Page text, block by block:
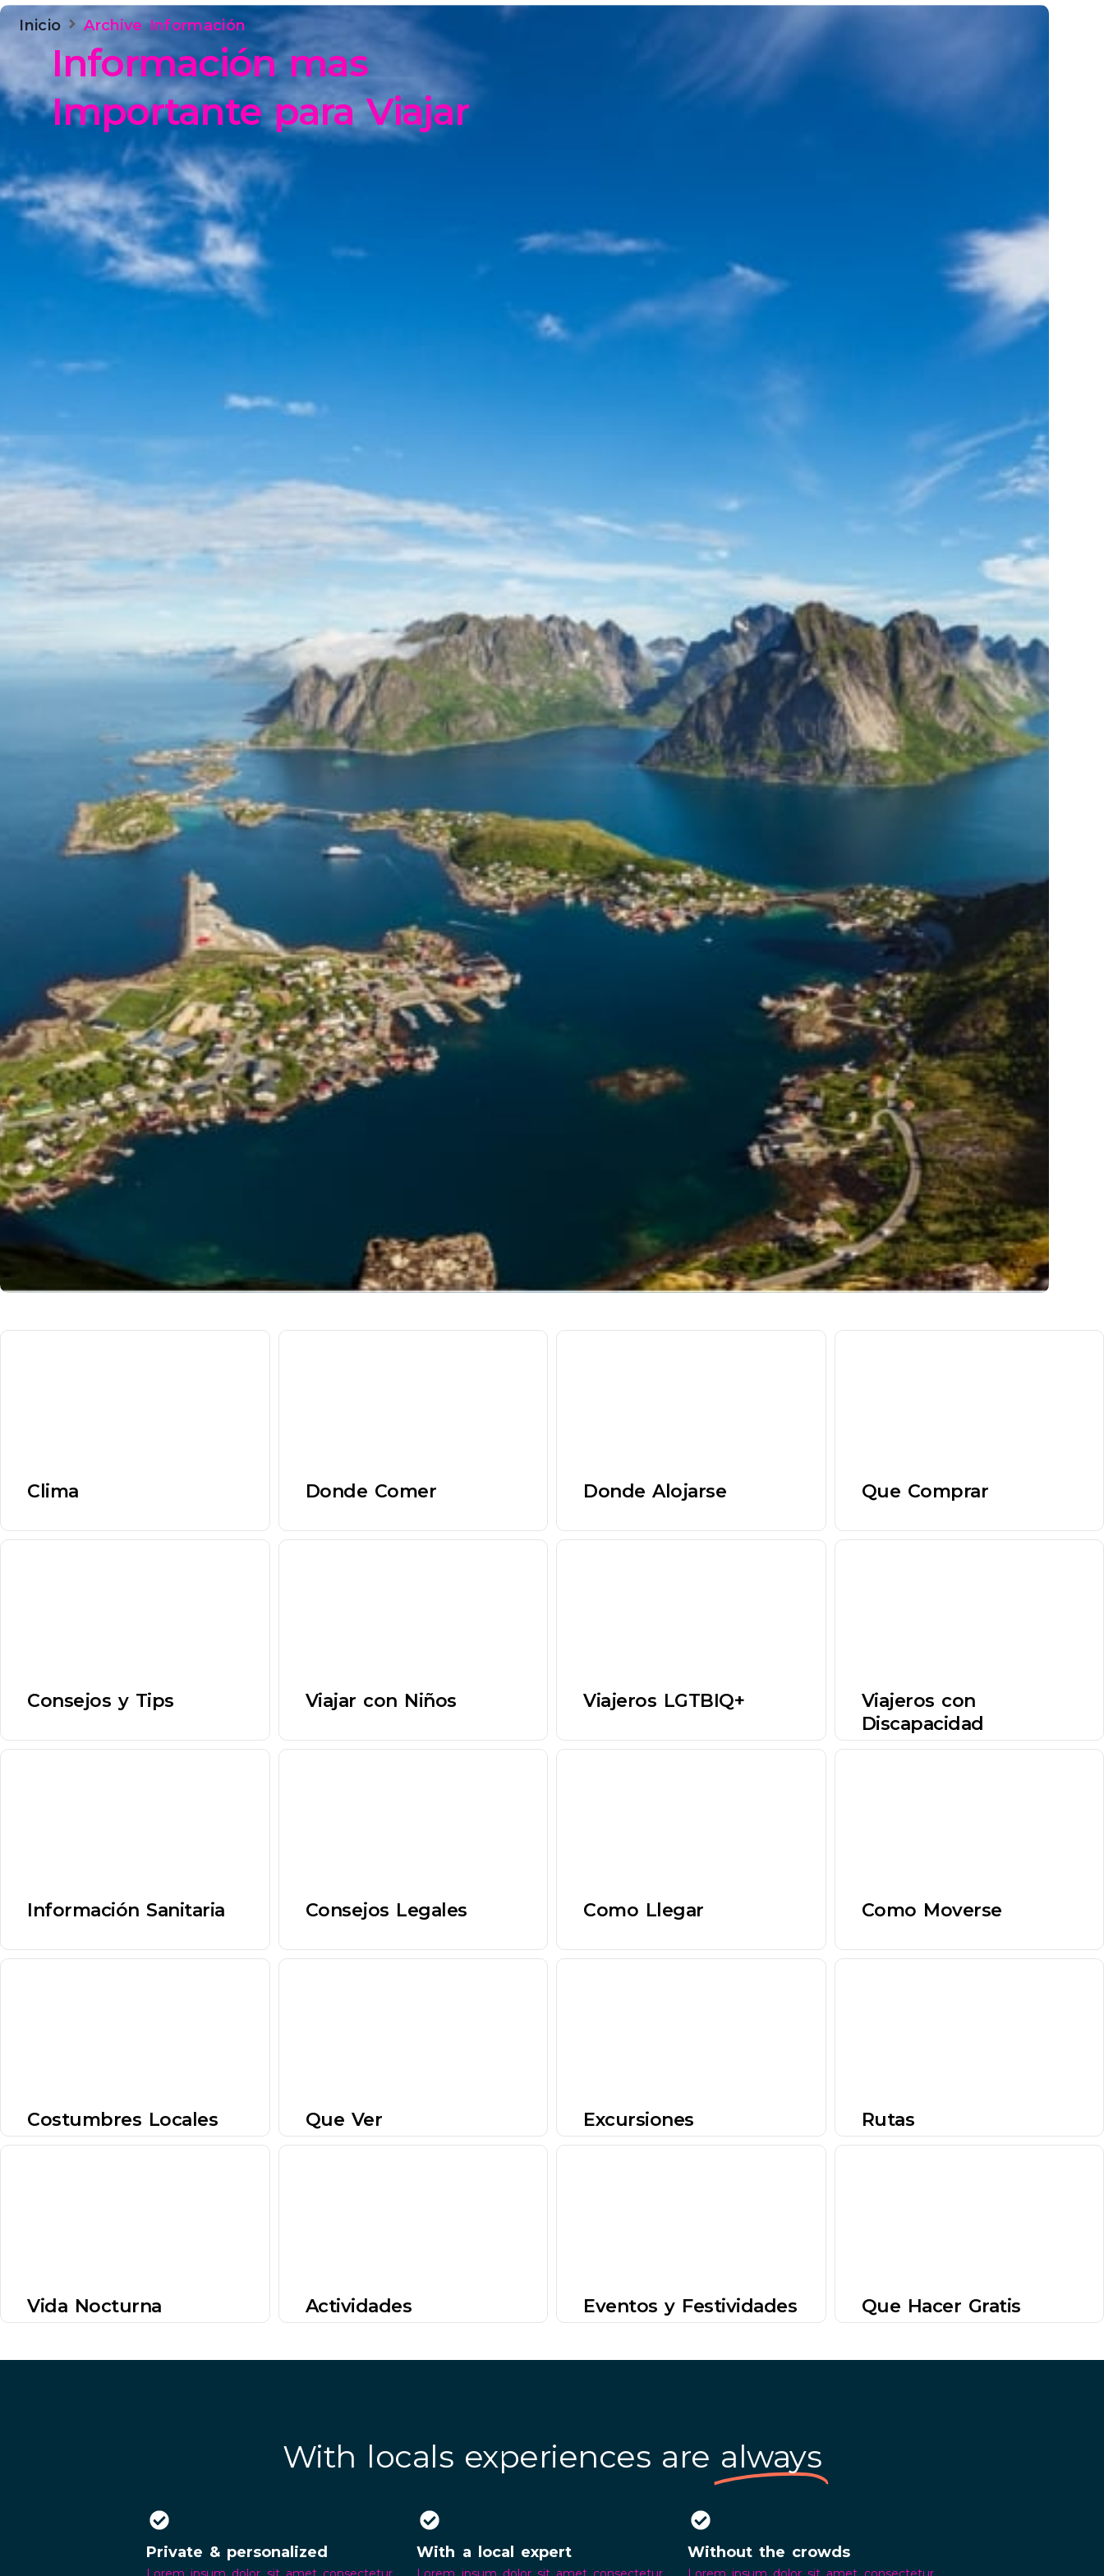
Inicio Archive Información
Información mas
Importante para Viajar
Clima Donde Comer Donde Alojarse Que Comprar
Consejos y Tips Viajar con Niños Viajeros LGTBIQ+
Viajeros con
Discapacidad
Información Sanitaria Consejos Legales Como Llegar Como Moverse
Costumbres Locales Que Ver Excursiones Rutas
Vida Nocturna Actividades Eventos y Festividades Que Hacer Gratis
With locals experiences are always
Private & personalized With a local expert Without the crowds